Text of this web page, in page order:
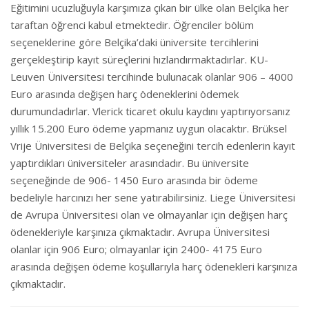
Eğitimini ucuzluğuyla karşımıza çıkan bir ülke olan Belçika her
taraftan öğrenci kabul etmektedir. Öğrenciler bölüm
seçeneklerine göre Belçika’daki üniversite tercihlerini
gerçekleştirip kayıt süreçlerini hızlandırmaktadırlar. KU-
Leuven Üniversitesi tercihinde bulunacak olanlar 906 – 4000
Euro arasında değişen harç ödeneklerini ödemek
durumundadırlar. Vlerick ticaret okulu kaydını yaptırıyorsanız
yıllık 15.200 Euro ödeme yapmanız uygun olacaktır. Brüksel
Vrije Üniversitesi de Belçika seçeneğini tercih edenlerin kayıt
yaptırdıkları üniversiteler arasındadır. Bu üniversite
seçeneğinde de 906- 1450 Euro arasında bir ödeme
bedeliyle harcınızı her sene yatırabilirsiniz. Liege Üniversitesi
de Avrupa Üniversitesi olan ve olmayanlar için değişen harç
ödenekleriyle karşınıza çıkmaktadır. Avrupa Üniversitesi
olanlar için 906 Euro; olmayanlar için 2400- 4175 Euro
arasında değişen ödeme koşullarıyla harç ödenekleri karşınıza
çıkmaktadır.